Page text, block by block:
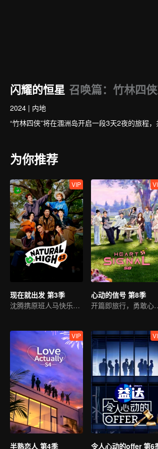
闪耀的恒星 召唤篇：竹林四
2024 | 内地
“竹林四侠”将在涠洲岛开启一段3天2夜的旅程，
为你推荐
VIP
现在就出发 第3季
沈腾携原班人马快乐回归
心动的信号 第8季
开篇即
VIP
半熟恋人 第4季 令人心动的offer 第6